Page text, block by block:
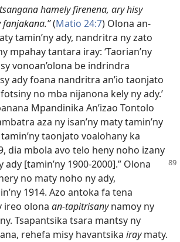
hamely firenena, ary hisy
(Matio 24:7) Olona an-
tamin’ny ady, nandritra ny zato
mpahay tantara iray: ‘Taorian’ny
vonoan’olona be indrindra
ady foana nandritra an’io taonjato
no mba nijanona kely ny ady.’
Mpandinika An’izao Tontolo
aza ny isan’ny maty tamin’ny
taonjato voalohany ka
dia mbola avo telo heny noho izany
ady [tamin’ny 1900-2000].” Olona
no maty noho ny ady,
1914. Azo antoka fa tena
ireo olona an-tapitrisanynamoy ny
Tsapantsika tsara mantsy ny
rehefa misy havantsika iraymaty.